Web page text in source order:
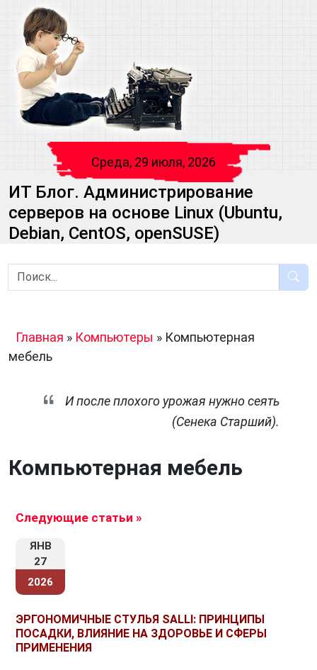
Среда, 29 июля, 2026
ИТ Блог. Администрирование
серверов на основе Linux (Ubuntu,
Debian, CentOS, openSUSE)
Главная » Компьютеры » Компьютерная
мебель
И после плохого урожая нужно сеять
(Сенека Старший).
Компьютерная мебель
Следующие статьи »
ЯНВ
27
2026
ЭРГОНОМИЧНЫЕ СТУЛЬЯ SALLI: ПРИНЦИПЫ
ПОСАДКИ, ВЛИЯНИЕ НА ЗДОРОВЬЕ И СФЕРЫ
ПРИМЕНЕНИЯ